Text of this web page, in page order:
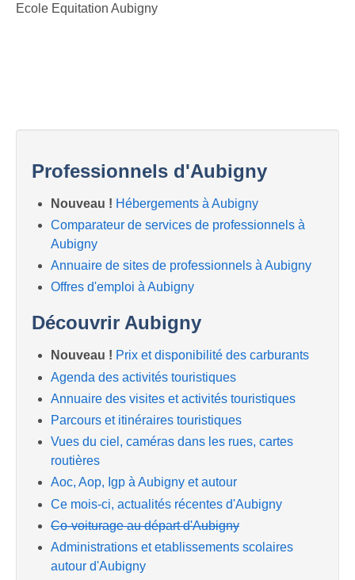
Ecole Equitation Aubigny
Professionnels d'Aubigny
Nouveau ! Hébergements à Aubigny
Comparateur de services de professionnels à
Aubigny
Annuaire de sites de professionnels à Aubigny
Offres d'emploi à Aubigny
Découvrir Aubigny
Nouveau ! Prix et disponibilité des carburants
Agenda des activités touristiques
Annuaire des visites et activités touristiques
Parcours et itinéraires touristiques
Vues du ciel, caméras dans les rues, cartes
routières
Aoc, Aop, Igp à Aubigny et autour
Ce mois-ci, actualités récentes d'Aubigny
Co-voiturage au départ d'Aubigny
Administrations et etablissements scolaires
autour d'Aubigny